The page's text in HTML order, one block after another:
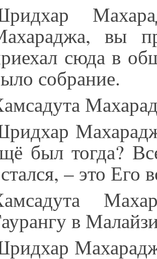
вы
сюда в
собрание.
был тогда?
– это Его
в